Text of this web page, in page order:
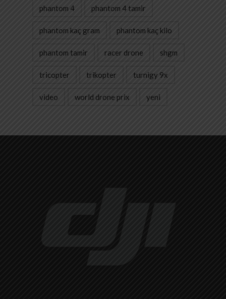
phantom 4 phantom 4 tamir
phantom kaç gram phantom kaç kilo
phantom tamir racer drone shgm
tricopter trikopter turnigy 9x
video world drone prix yeni